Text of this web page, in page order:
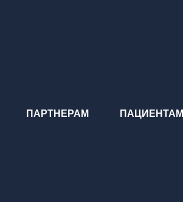
ПАРТНЕРАМ ПАЦИЕНТАМ